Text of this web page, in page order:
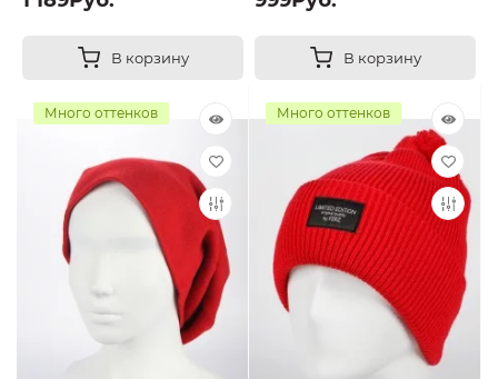
В корзину В корзину
Много оттенков Много оттенков